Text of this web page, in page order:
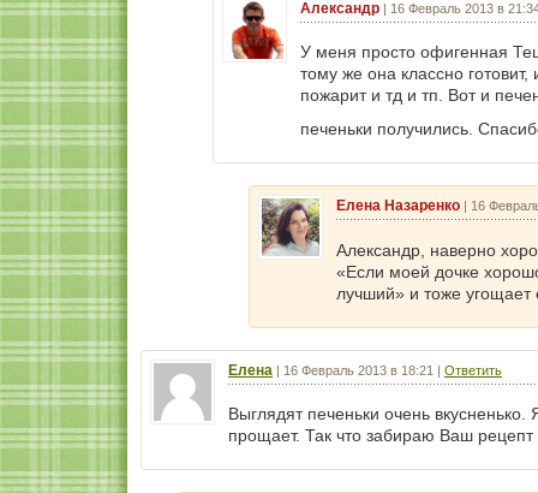
Александр 16 Февраль 2013 в
У меня просто офигенная
тому же она классно готовит,
пожарит и тд и тп. Вот и
печеньки получились.
Елена Назаренко 16
Александр, наверно
«Если моей дочке
лучший» и тоже угощает
Елена 16 Февраль 2013 в 18:21 Ответить
Выглядят печеньки очень
прощает. Так что забираю Ваш рецепт